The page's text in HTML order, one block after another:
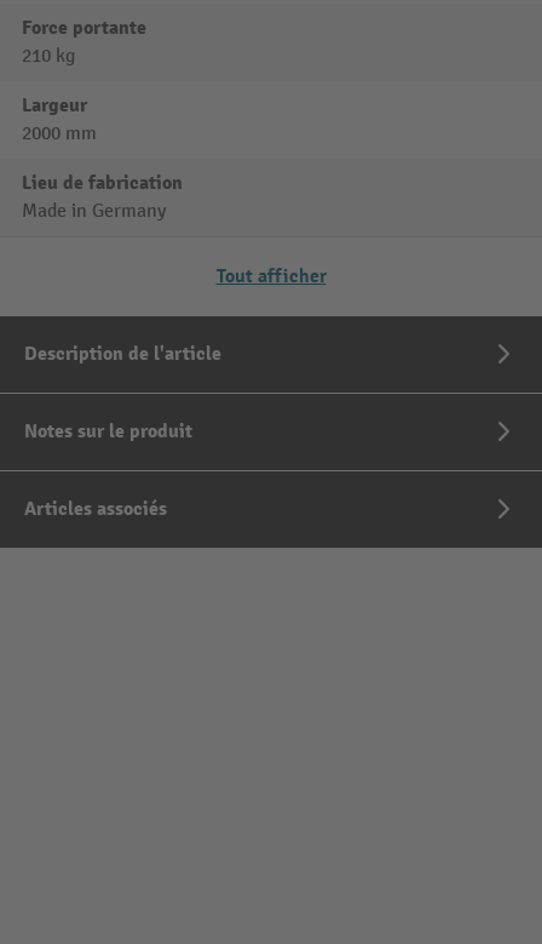
Force portante
210 kg
Largeur
2000 mm
Lieu de fabrication
Made in Germany
Tout afficher
Description de l'article
Notes sur le produit
Articles associés